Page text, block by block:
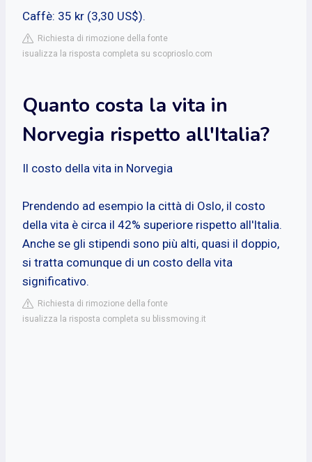
Caffè: 35 kr (3,30 US$).
Richiesta di rimozione della fonte
isualizza la risposta completa su scoprioslo.com
Quanto costa la vita in
Norvegia rispetto all'Italia?
Il costo della vita in Norvegia
Prendendo ad esempio la città di Oslo, il costo
della vita è circa il 42% superiore rispetto all'Italia.
Anche se gli stipendi sono più alti, quasi il doppio,
si tratta comunque di un costo della vita
significativo.
Richiesta di rimozione della fonte
isualizza la risposta completa su blissmoving.it